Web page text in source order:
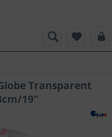
Transparent
19"